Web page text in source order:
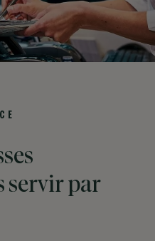
servir par